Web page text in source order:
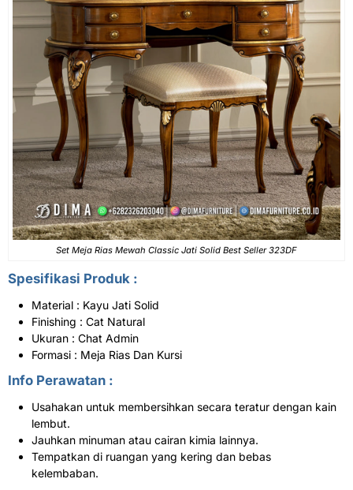
Set Meja Rias Mewah Classic Jati Solid Best Seller 323DF
Spesifikasi Produk :
Material : Kayu Jati Solid
Finishing : Cat Natural
Ukuran : Chat Admin
Formasi : Meja Rias Dan Kursi
Info Perawatan :
Usahakan untuk membersihkan secara teratur dengan kain
lembut.
Jauhkan minuman atau cairan kimia lainnya.
Tempatkan di ruangan yang kering dan bebas
kelembaban.